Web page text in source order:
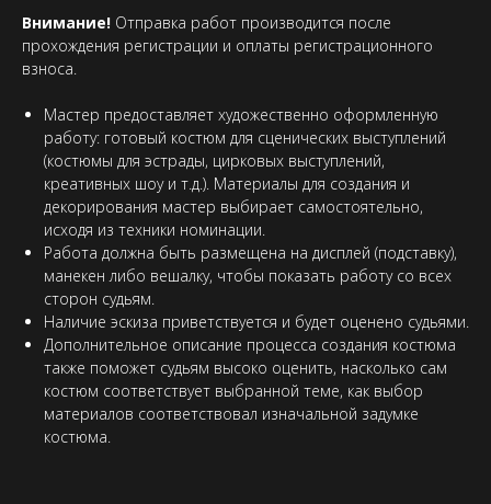
Внимание! Отправка работ производится после
прохождения регистрации и оплаты регистрационного
взноса.
Мастер предоставляет художественно оформленную
работу: готовый костюм для сценических выступлений
(костюмы для эстрады, цирковых выступлений,
креативных шоу и т.д.). Материалы для создания и
декорирования мастер выбирает самостоятельно,
исходя из техники номинации.
Работа должна быть размещена на дисплей (подставку),
манекен либо вешалку, чтобы показать работу со всех
сторон судьям.
Наличие эскиза приветствуется и будет оценено судьями.
Дополнительное описание процесса создания костюма
также поможет судьям высоко оценить, насколько сам
костюм соответствует выбранной теме, как выбор
материалов соответствовал изначальной задумке
костюма.